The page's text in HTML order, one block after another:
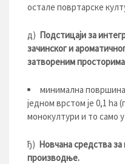
остале повртарске
д) Подстицаји за
зачинског и
затвореним просторима
минимална површина
једном врстом је 0,1 hа
монокултури и то само
ђ) Новчана средства за
производње.